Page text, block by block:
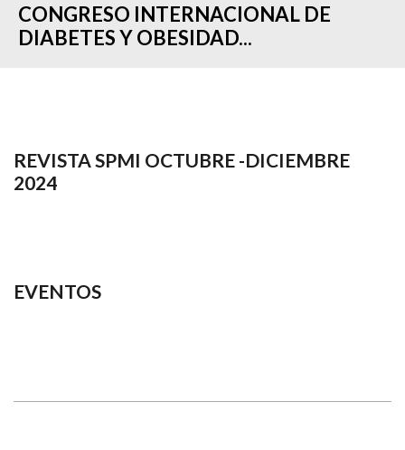
CONGRESO INTERNACIONAL DE
DIABETES Y OBESIDAD...
REVISTA SPMI OCTUBRE -DICIEMBRE
2024
EVENTOS